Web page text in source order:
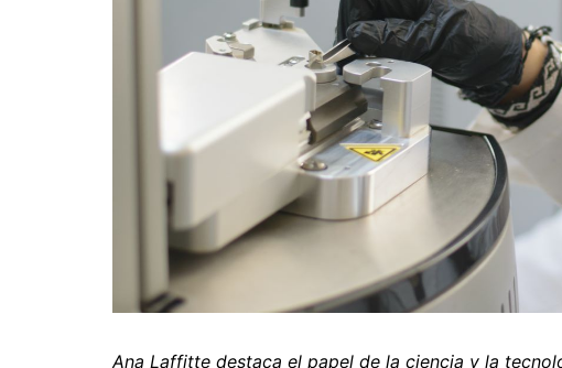
Ana Laffitte destaca el papel de la ciencia y la